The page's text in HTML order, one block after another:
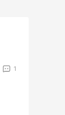
1